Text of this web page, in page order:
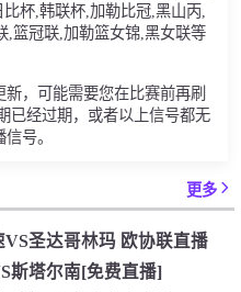
杯,韩联杯,加勒比冠,黑山丙,
,篮冠联,加勒篮女锦,黑女联等
新，可能需要您在比赛前再刷
已经过期，或者以上信号都无
号。
更多
VS圣达哥林玛 欧协联直播
斯塔尔南[免费直播]